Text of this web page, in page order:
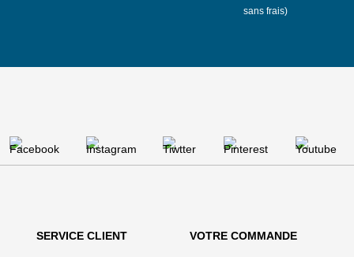
sans frais)
SERVICE CLIENT VOTRE COMMANDE